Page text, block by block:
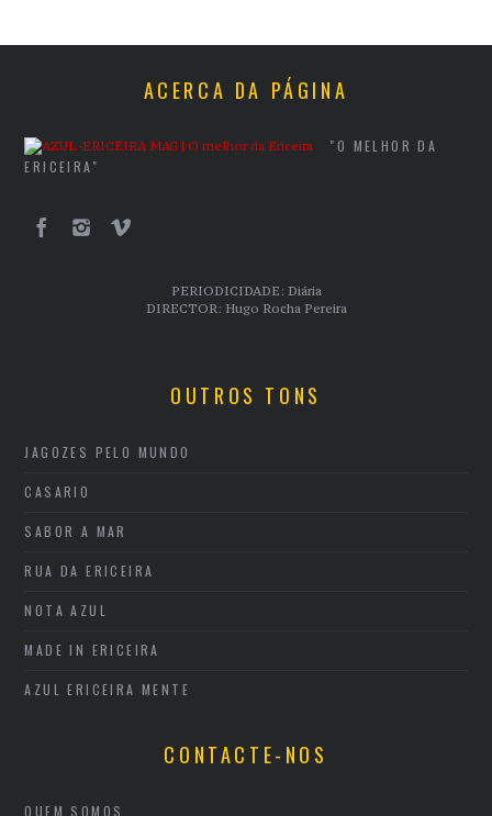
ACERCA DA PÁGINA
"O MELHOR DA
ERICEIRA"
PERIODICIDADE: Diária
DIRECTOR: Hugo Rocha Pereira
OUTROS TONS
JAGOZES PELO MUNDO
CASARIO
SABOR A MAR
RUA DA ERICEIRA
NOTA AZUL
MADE IN ERICEIRA
AZUL ERICEIRA MENTE
CONTACTE-NOS
QUEM SOMOS